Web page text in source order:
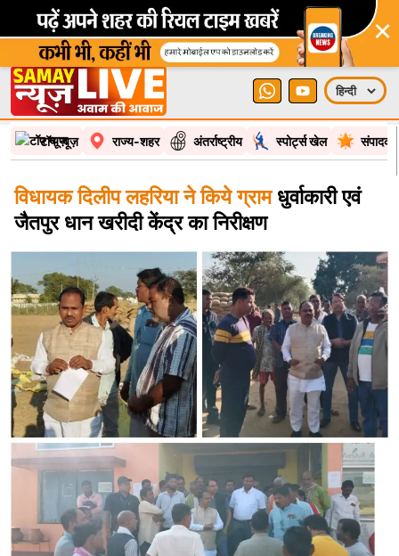
×
टॉप न्यूज़ राज्य-शहर अंतर्राष्ट्रीय स्पोर्ट्स खेल
विधायक दिलीप लहरिया ने किये ग्रामधुर्वाकारी एवं
जैतपुर धान खरीदी केंद्र का निरीक्षण